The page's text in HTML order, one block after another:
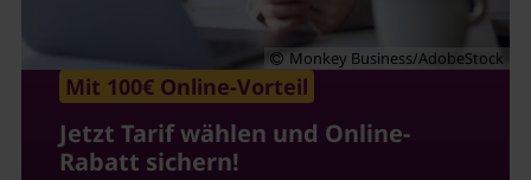
Mit 100€ Online-Vorteil
Jetzt Tarif wählen und Online-
Rabatt sichern!
Monkey Business/AdobeStock